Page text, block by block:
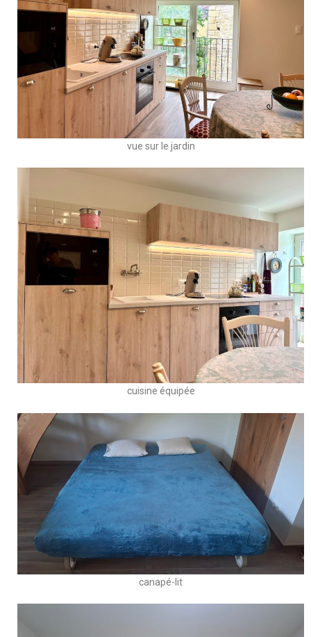
vue sur le jardin
cuisine équipée
canapé-lit